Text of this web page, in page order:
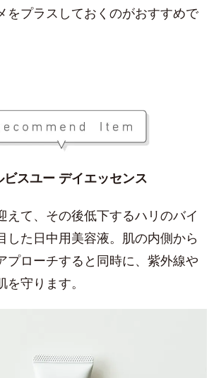
をプラスしておくのがおすすめで
ビスユー デイエッセンス
えて、その後低下するハリのバイ
した日中用美容液。肌の内側から
プローチすると同時に、紫外線や
守ります。